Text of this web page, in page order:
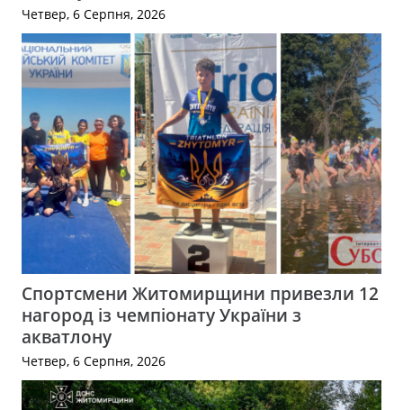
Четвер, 6 Серпня, 2026
Спортсмени Житомирщини привезли 12
нагород із чемпіонату України з
акватлону
Четвер, 6 Серпня, 2026